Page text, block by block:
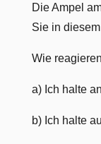
Die Ampel
Sie in
Wie
a) Ich halte
b) Ich halte